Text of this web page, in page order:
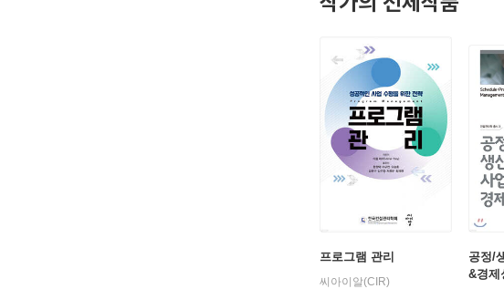
프로그램 관리
씨아이알(CIR)
공정/
&경제